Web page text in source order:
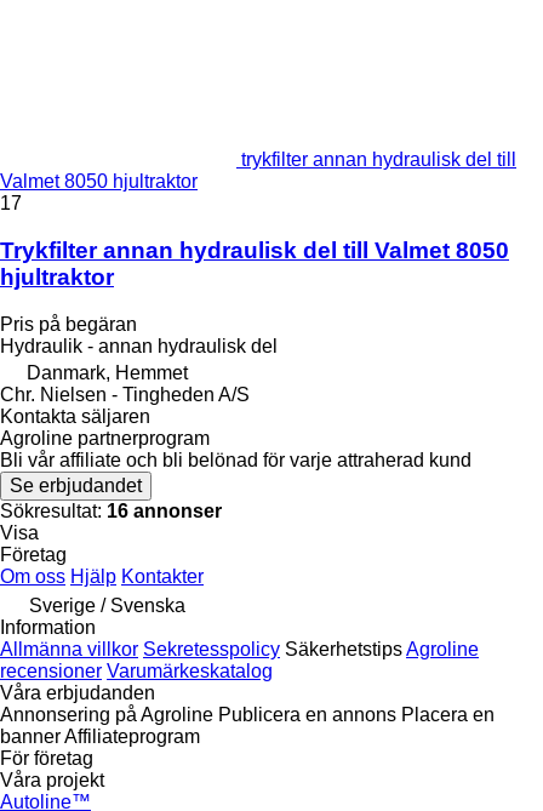
trykfilter annan hydraulisk del till
Valmet 8050 hjultraktor
17
Trykfilter annan hydraulisk del till Valmet 8050
hjultraktor
Pris på begäran
Hydraulik - annan hydraulisk del
Danmark, Hemmet
Chr. Nielsen - Tingheden A/S
Kontakta säljaren
Agroline partnerprogram
Bli vår affiliate och bli belönad för varje attraherad kund
Se erbjudandet
Sökresultat: 16 annonser
Visa
Företag
Om oss Hjälp Kontakter
Sverige / Svenska
Information
Allmänna villkor Sekretesspolicy SäkerhetstipsAgroline
recensioner Varumärkeskatalog
Våra erbjudanden
Annonsering på Agroline Publicera en annons Placera en
bannerAffiliateprogram
För företag
Våra projekt
Autoline™